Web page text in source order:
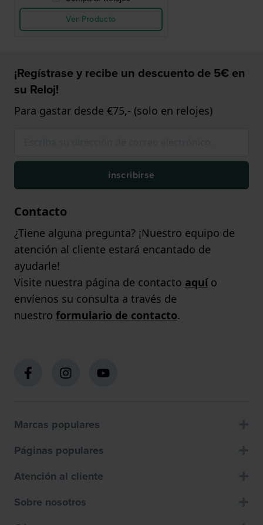
Ver Producto
¡Regístrase y recibe un descuento de 5€ en
su Reloj!
Para gastar desde €75,- (solo en relojes)
inscribirse
Contacto
¿Tiene alguna pregunta? ¡Nuestro equipo de
atención al cliente estará encantado de
ayudarle!
Visite nuestra página de contacto aquío
envíenos su consulta a través de
nuestro formulario de contacto.
Marcas populares
Páginas populares
Atención al cliente
Sobre nosotros